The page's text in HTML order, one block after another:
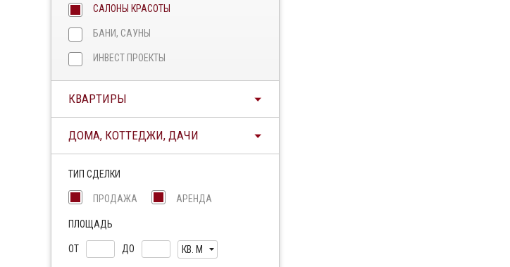
САЛОНЫ КРАСОТЫ
БАНИ, САУНЫ
ИНВЕСТ ПРОЕКТЫ
КВАРТИРЫ
ДОМА, КОТТЕДЖИ, ДАЧИ
ТИП СДЕЛКИ
ПРОДАЖА АРЕНДА
ПЛОЩАДЬ
ОТ ДО КВ. М